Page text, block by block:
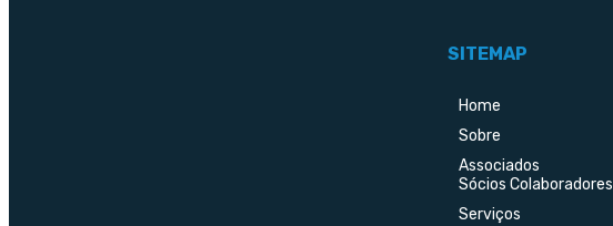
SITEMAP
Home
Sobre
Associados
Sócios Colaboradores
Serviços